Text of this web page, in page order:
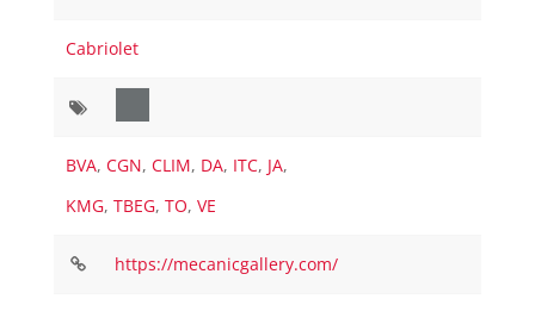
Cabriolet
BVA,CGN,CLIM, DA, ITC, JA,
KMG,TBEG,TO,VE
https://mecanicgallery.com/